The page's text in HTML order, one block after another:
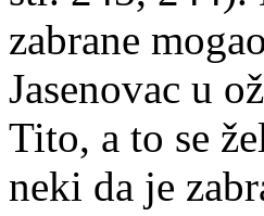
zabrane
Jasenovac u
Tito, a to se
neki da je